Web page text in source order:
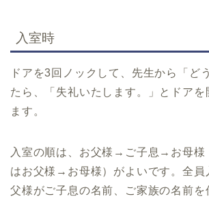
入室時
ドアを3回ノックして、先生から「ど
たら、「失礼いたします。」とドアを
ます。
入室の順は、お父様→ご子息→お母様
はお父様→お母様）がよいです。全員
父様がご子息の名前、ご家族の名前を